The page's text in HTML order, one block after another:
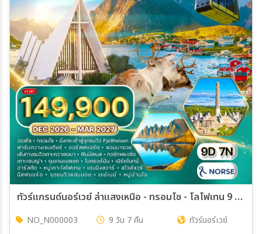
ทัวร์แกรนด์นอร์เวย์ ล่าแสงเหนือ - ทรอมโซ - โลโฟเทน 9 วัน (A1) Dec 26 - Mar 27
NO_N000003 9 วัน 7 คืน
ทัวร์นอร์เวย์